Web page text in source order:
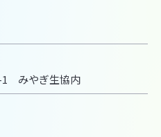
1 みやぎ生協内